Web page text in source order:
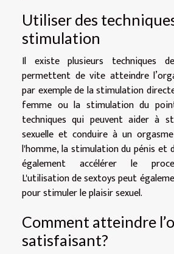
Utiliser des
stimulation
Il existe plusieurs techniques
permettent de vite atteindre
par exemple de la stimulation
femme ou la stimulation du
techniques qui peuvent aider à
sexuelle et conduire à un
l'homme, la stimulation du pénis et
également accélérer le
L'utilisation de sextoys peut
pour stimuler le plaisir sexuel.
Comment atteindre
satisfaisant?